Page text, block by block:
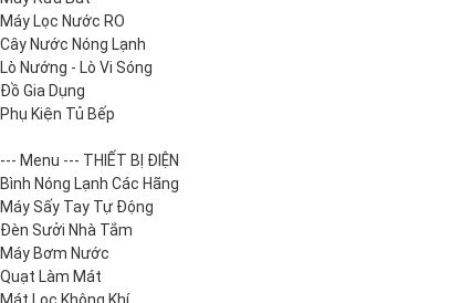
Máy Lọc Nước RO
Cây Nước Nóng Lạnh
Lò Nướng - Lò Vi Sóng
Đồ Gia Dụng
Phụ Kiện Tủ Bếp
--- Menu --- THIẾT BỊ ĐIỆN
Bình Nóng Lạnh Các Hãng
Máy Sấy Tay Tự Động
Đèn Sưởi Nhà Tắm
Máy Bơm Nước
Quạt Làm Mát